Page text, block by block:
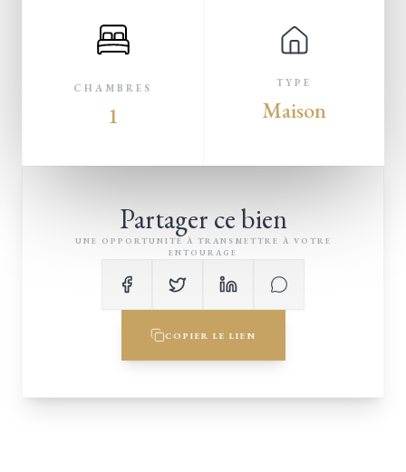
CHAMBRES
1
TYPE
Maison
Partager ce bien
UNE OPPORTUNITÉ À TRANSMETTRE À VOTRE
ENTOURAGE
COPIER LE LIEN